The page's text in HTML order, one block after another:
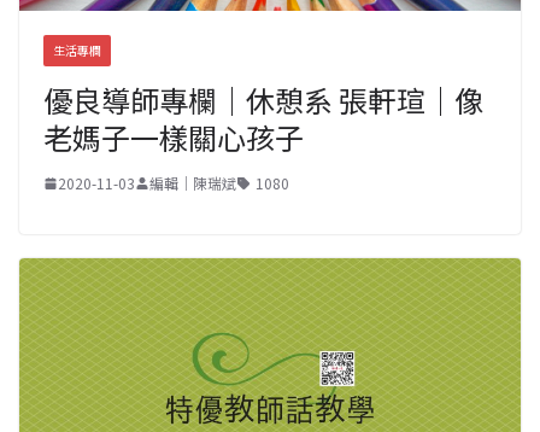
生活專欄
優良導師專欄｜休憩系 張軒瑄｜像
老媽子一樣關心孩子
2020-11-03 編輯｜陳瑞斌 1080